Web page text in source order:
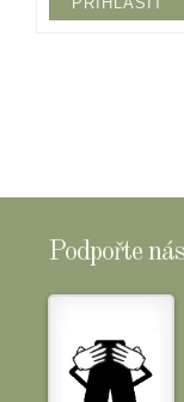
Podpořte